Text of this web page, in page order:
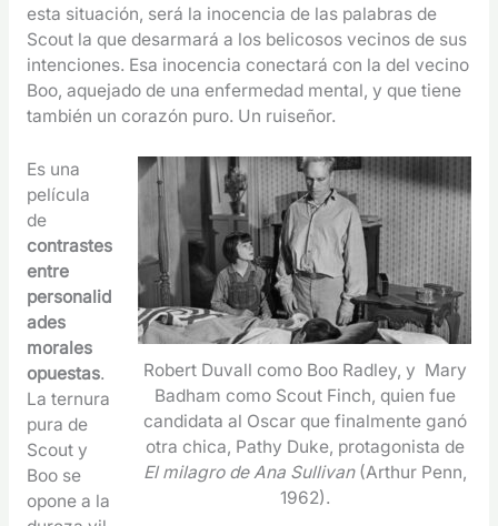
esta situación, será la inocencia de las palabras de
Scout la que desarmará a los belicosos vecinos de sus
intenciones. Esa inocencia conectará con la del vecino
Boo, aquejado de una enfermedad mental, y que tiene
también un corazón puro. Un ruiseñor.
Robert Duvall como Boo Radley, y Mary
Badham como Scout Finch, quien fue
candidata al Oscar que finalmente ganó
otra chica, Pathy Duke, protagonista de
El milagro de Ana Sullivan(Arthur Penn,
1962).
Es una
película
de
contrastes
entre
personalid
ades
morales
opuestas.
La ternura
pura de
Scout y
Boo se
opone a la